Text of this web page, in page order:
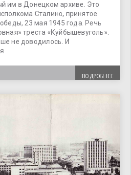
им в Донецком архиве. Это
Сталино, принятое
23 мая 1945 года. Речь
треста «Куйбышевуголь».
не доводилось. И
ПОДРОБНЕЕ